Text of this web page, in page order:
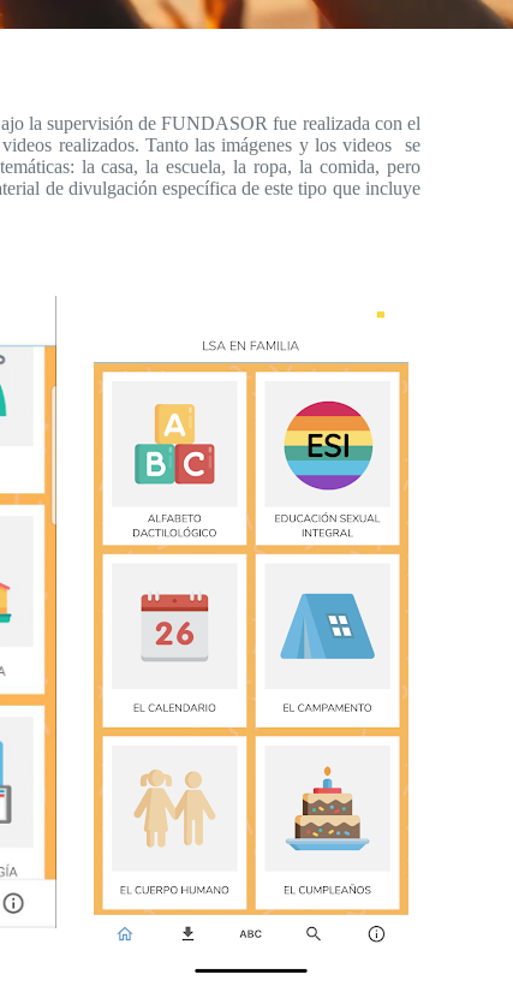
la supervisión de FUNDASOR fue realizada con el
realizados. Tanto las imágenes y los videos se
la casa, la escuela, la ropa, la comida, pero
de divulgación específica de este tipo que incluye